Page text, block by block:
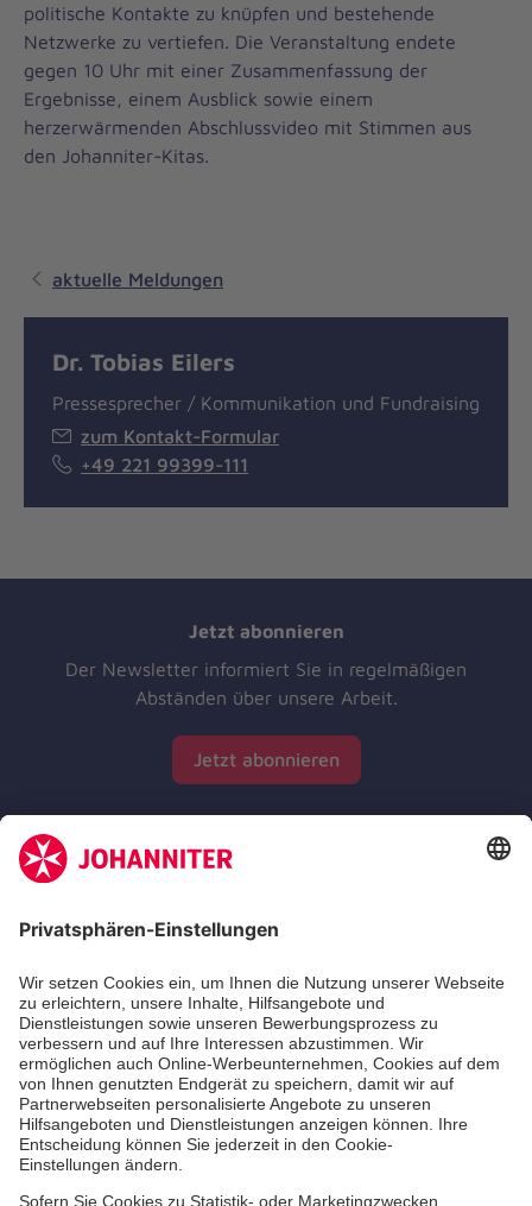
politische Kontakte zu knüpfen und bestehende
Netzwerke zu vertiefen. Die Veranstaltung endete
gegen 10 Uhr mit einer Zusammenfassung der
Ergebnisse, einem Ausblick sowie einem
herzerwärmenden Abschlussvideo mit Stimmen aus
den Johanniter-Kitas.
aktuelle Meldungen
Dr. Tobias Eilers
Pressesprecher / Kommunikation und Fundraising
zum Kontakt-Formular
+49 221 99399-111
Jetzt abonnieren
Der Newsletter informiert Sie in regelmäßigen
Abständen über unsere Arbeit.
Jetzt abonnieren
Zertifizierung der Johanniter-Unfall-Hilfe e.V.
Die Johanniter GmbH führt das Spendenzertifikat
des Deutschen Spendenrats e.V.